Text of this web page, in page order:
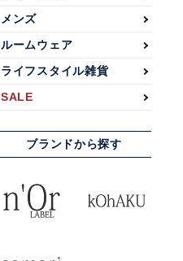
メンズ
ルームウェア
ライフスタイル雑貨
SALE
ブランドから探す